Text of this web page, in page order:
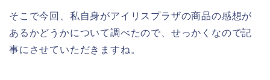
そこで今回、私自身がアイリスプラザの商品の感想が
あるかどうかについて調べたので、せっかくなので記
事にさせていただきますね。